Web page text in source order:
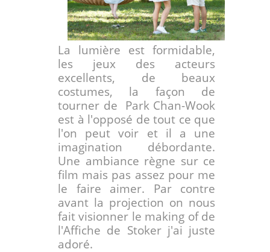
La lumière est formidable,
les jeux des acteurs
excellents, de beaux
costumes, la façon de
tourner de Park Chan-Wook
est à l'opposé de tout ce que
l'on peut voir et il a une
imagination débordante.
Une ambiance règne sur ce
film mais pas assez pour me
le faire aimer. Par contre
avant la projection on nous
fait visionner le making of de
l'Affiche de Stoker j'ai juste
adoré.